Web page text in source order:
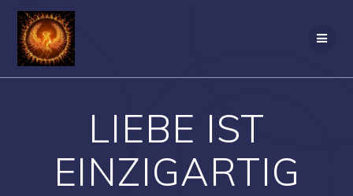
LIEBE IST
EINZIGARTIG